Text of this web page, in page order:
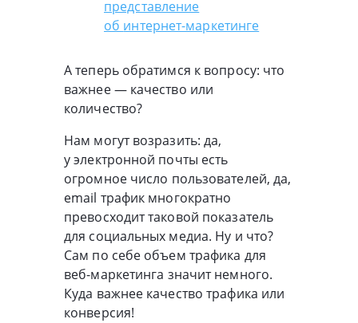
представление
об интернет-маркетинге
А теперь обратимся к вопросу: что
важнее — качество или
количество?
Нам могут возразить: да,
у электронной почты есть
огромное число пользователей, да,
email трафик многократно
превосходит таковой показатель
для социальных медиа. Ну и что?
Сам по себе объем трафика для
веб-маркетинга значит немного.
Куда важнее качество трафика или
конверсия!